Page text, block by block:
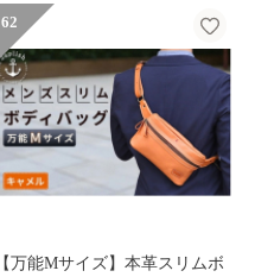
62
【万能Mサイズ】本革スリムボ